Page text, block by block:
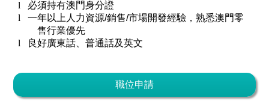
l
必須持有澳門身分證
l
一年以上人力資源/銷售/市場開發經驗，熟悉澳門零
售行業優先
l
良好廣東話、普通話及英文
職位申請